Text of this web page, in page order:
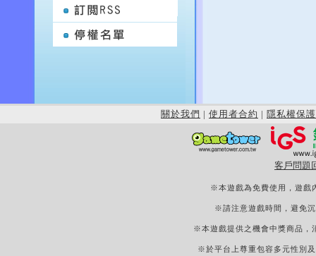
關於我們 | 使用者合約 | 隱私權保護
客戶問題
※本遊戲為免費使用，遊戲
※請注意遊戲時間，避免
※本遊戲提供之機會中獎商品，
※於平台上尊重包容多元性別